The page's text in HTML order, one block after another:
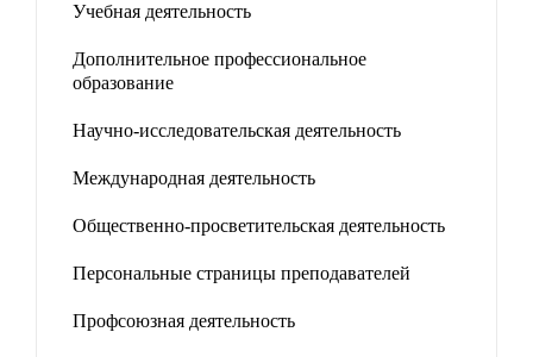
Учебная деятельность
Дополнительное профессиональное
образование
Научно-исследовательская деятельность
Международная деятельность
Общественно-просветительская деятельность
Персональные страницы преподавателей
Профсоюзная деятельность